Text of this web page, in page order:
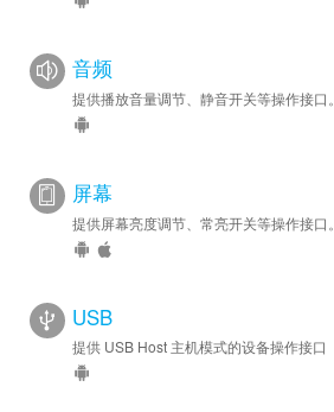
音频
提供播放音量调节、静音开关等操作接口。
屏幕
提供屏幕亮度调节、常亮开关等操作接口。
USB
提供 USB Host 主机模式的设备操作接口